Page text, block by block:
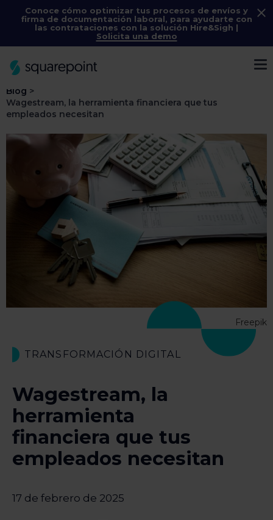
Conoce cómo optimizar tus procesos de envíos y
firma de documentación laboral, para ayudarte con
las contrataciones con la solución Hire&Sigh |
Solicita una demo
Blog >
Wagestream, la herramienta financiera que tus
empleados necesitan
TRANSFORMACIÓN DIGITAL
Wagestream, la
herramienta
financiera que tus
empleados necesitan
17 de febrero de 2025
Freepik